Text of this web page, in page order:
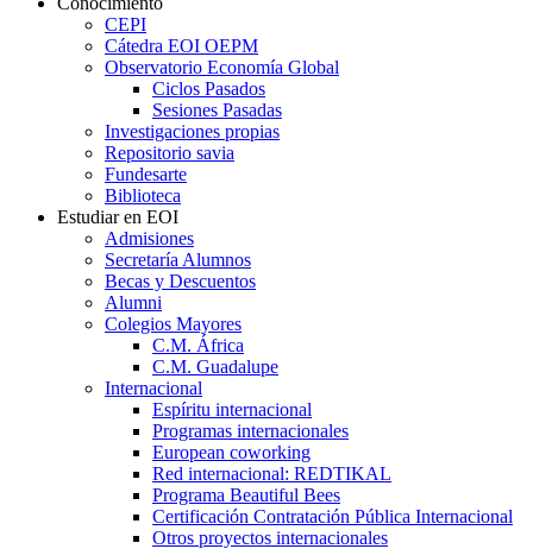
CEPI
Cátedra EOI OEPM
Observatorio Economía Global
Ciclos Pasados
Sesiones Pasadas
Investigaciones propias
Repositorio savia
Fundesarte
Biblioteca
Estudiar en EOI
Admisiones
Secretaría Alumnos
Becas y Descuentos
Alumni
Colegios Mayores
C.M. África
C.M. Guadalupe
Internacional
Espíritu internacional
Programas internacionales
European coworking
Red internacional: REDTIKAL
Programa Beautiful Bees
Certificación Contratación Pública Internacional
Otros proyectos internacionales